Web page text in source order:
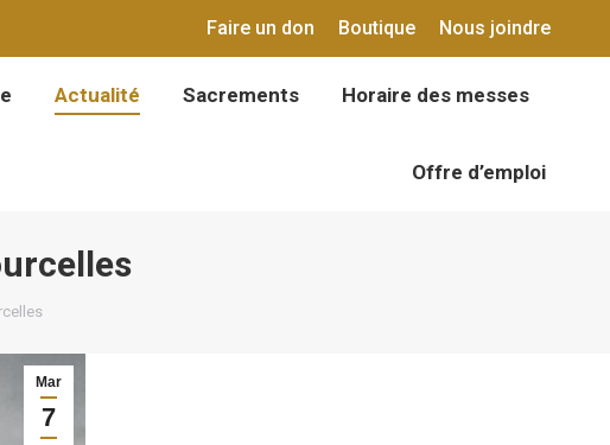
Faire un don Boutique Nous joindre
Actualité Sacrements Horaire des messes
Offre d’emploi
Mar
7
Sacrements Horaire des messes